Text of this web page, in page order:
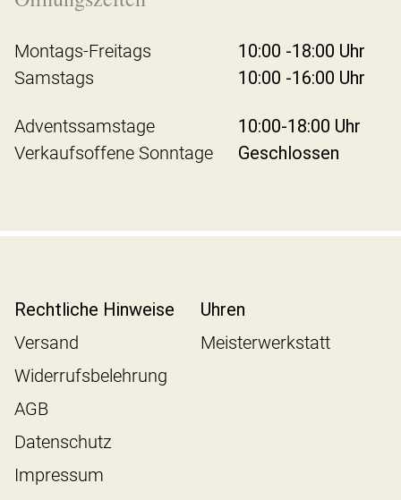
Montags-Freitags
10:00 -18:00 Uhr
Samstags
10:00 -16:00 Uhr
Adventssamstage
10:00-18:00 Uhr
Verkaufsoffene Sonntage
Geschlossen
Rechtliche Hinweise
Versand
Widerrufsbelehrung
AGB
Datenschutz
Impressum
Uhren
Meisterwerkstatt